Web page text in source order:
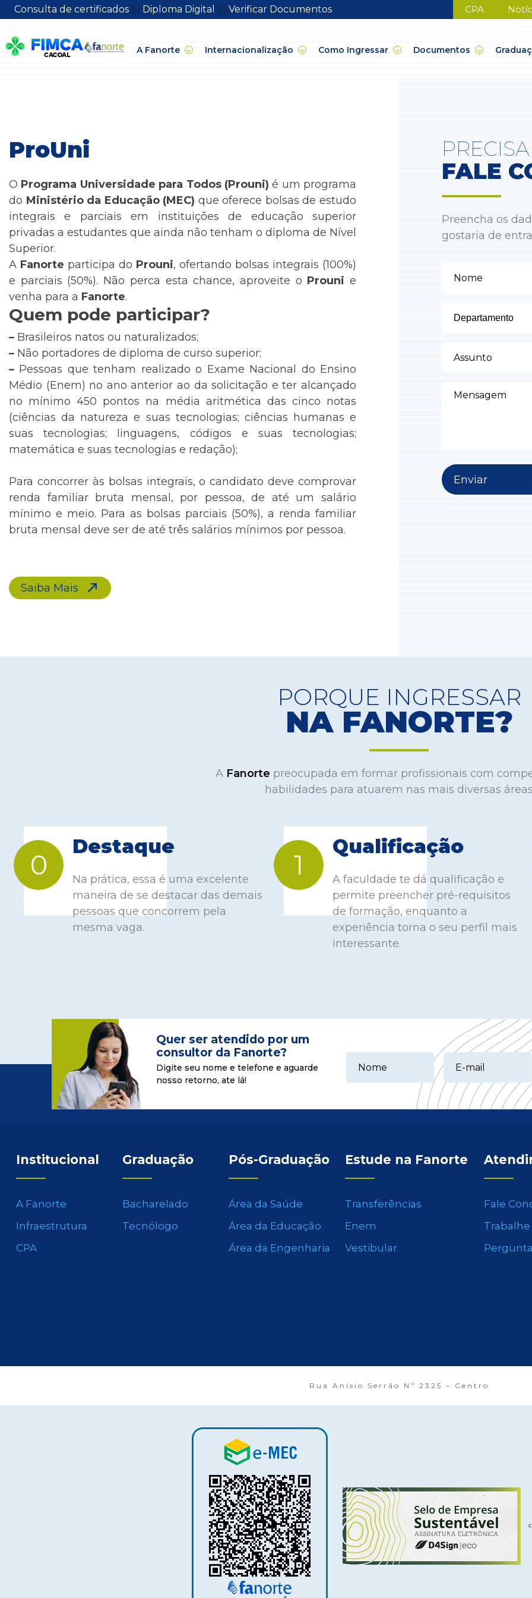
Consulta de certificados Diploma Digital Verificar Documentos CPA
A Fanorte Internacionalização Como Ingressar Documentos
ProUni
O Programa Universidade para Todos (Prouni) é um programa
do Ministério da Educação (MEC) que oferece bolsas de estudo
integrais e parciais em instituições de educação superior
privadas a estudantes que ainda não tenham o diploma de Nível
Superior.
A Fanorte participa do Prouni, ofertando bolsas integrais (100%)
e parciais (50%). Não perca esta chance, aproveite o Prouni e
venha para a Fanorte.
Quem pode participar?
– Brasileiros natos ou naturalizados;
– Não portadores de diploma de curso superior;
– Pessoas que tenham realizado o Exame Nacional do Ensino
Médio (Enem) no ano anterior ao da solicitação e ter alcançado
no mínimo 450 pontos na média aritmética das cinco notas
(ciências da natureza e suas tecnologias; ciências humanas e
suas tecnologias; linguagens, códigos e suas tecnologias;
matemática e suas tecnologias e redação);
Para concorrer às bolsas integrais, o candidato deve comprovar
renda familiar bruta mensal, por pessoa, de até um salário
mínimo e meio. Para as bolsas parciais (50%), a renda familiar
bruta mensal deve ser de até três salários mínimos por pessoa.
Saiba Mais
FALE
Preencha os
gostaria de
Departamento
Enviar
PORQUE INGRESSAR
NA FANORTE?
A Fanorte preocupada em formar profissionais com
habilidades para atuarem nas mais diversas áreas
0
Destaque
Na prática, essa é uma excelente
maneira de se destacar das demais
pessoas que concorrem pela
mesma vaga.
1
Qualificação
A faculdade te dá qualificação e
permite preencher pré-requisitos
de formação, enquanto a
experiência torna o seu perfil mais
interessante.
Quer ser atendido por um
consultor da Fanorte?
Digite seu nome e telefone e aguarde
nosso retorno, ate lá!
Institucional
A Fanorte
Infraestrutura
CPA
Graduação
Bacharelado
Tecnólogo
Pós-Graduação
Área da Saúde
Área da Educação
Área da Engenharia
Estude na Fanorte
Transferências
Enem
Vestibular
Fale
Rua Anísio Serrão Nº 2325 – Centro